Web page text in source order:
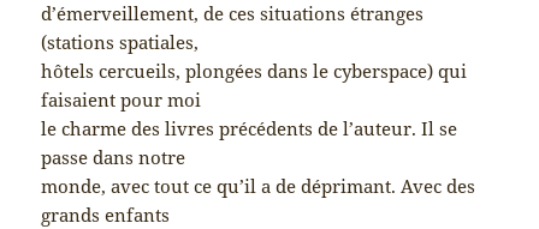
d’émerveillement, de ces situations étranges
(stations spatiales,
hôtels cercueils, plongées dans le cyberspace) qui
faisaient pour moi
le charme des livres précédents de l’auteur. Il se
passe dans notre
monde, avec tout ce qu’il a de déprimant. Avec des
grands enfants